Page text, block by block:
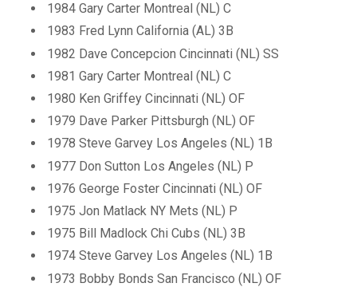
1984 Gary Carter Montreal (NL) C
1983 Fred Lynn California (AL) 3B
1982 Dave Concepcion Cincinnati (NL) SS
1981 Gary Carter Montreal (NL) C
1980 Ken Griffey Cincinnati (NL) OF
1979 Dave Parker Pittsburgh (NL) OF
1978 Steve Garvey Los Angeles (NL) 1B
1977 Don Sutton Los Angeles (NL) P
1976 George Foster Cincinnati (NL) OF
1975 Jon Matlack NY Mets (NL) P
1975 Bill Madlock Chi Cubs (NL) 3B
1974 Steve Garvey Los Angeles (NL) 1B
1973 Bobby Bonds San Francisco (NL) OF